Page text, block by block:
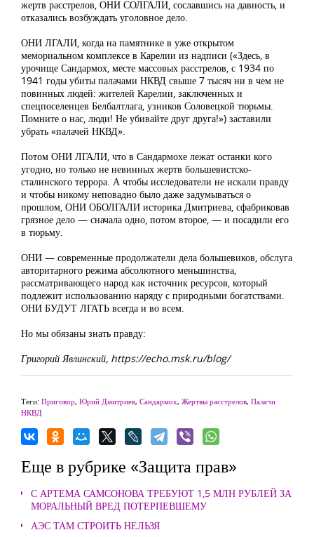
жертв расстрелов, ОНИ СОЛГАЛИ, сославшись на давность, и
отказались возбуждать уголовное дело.
ОНИ ЛГАЛИ, когда на памятнике в уже открытом
мемориальном комплексе в Карелии из надписи («Здесь, в
урочище Сандармох, месте массовых расстрелов, с 1934 по
1941 годы убиты палачами НКВД свыше 7 тысяч ни в чем не
повинных людей: жителей Карелии, заключенных и
спецпоселенцев Белбалтлага, узников Соловецкой тюрьмы.
Помните о нас, люди! Не убивайте друг друга!») заставили
убрать «палачей НКВД».
Потом ОНИ ЛГАЛИ, что в Сандармохе лежат останки кого
угодно, но только не невинных жертв большевистско-
сталинского террора. А чтобы исследователи не искали правду
и чтобы никому неповадно было даже задумываться о
прошлом, ОНИ ОБОЛГАЛИ историка Дмитриева, сфабриковав
грязное дело — сначала одно, потом второе, — и посадили его
в тюрьму.
ОНИ — современные продолжатели дела большевиков, обслуга
авторитарного режима абсолютного меньшинства,
рассматривающего народ как источник ресурсов, который
подлежит использованию наряду с природными богатствами.
ОНИ БУДУТ ЛГАТЬ всегда и во всем.
Но мы обязаны знать правду:
Григорий Явлинский, https://echo.msk.ru/blog/
Теги: Приговор, Юрий Дмитриев, Сандармох, Жертвы расстрелов, Палачи
НКВД
Еще в рубрике «Защита прав»
С АРТЕМА САМСОНОВА ТРЕБУЮТ 1,5 МЛН РУБЛЕЙ ЗА
МОРАЛЬНЫЙ ВРЕД ПОТЕРПЕВШЕМУ
АЭС ТАМ СТРОИТЬ НЕЛЬЗЯ